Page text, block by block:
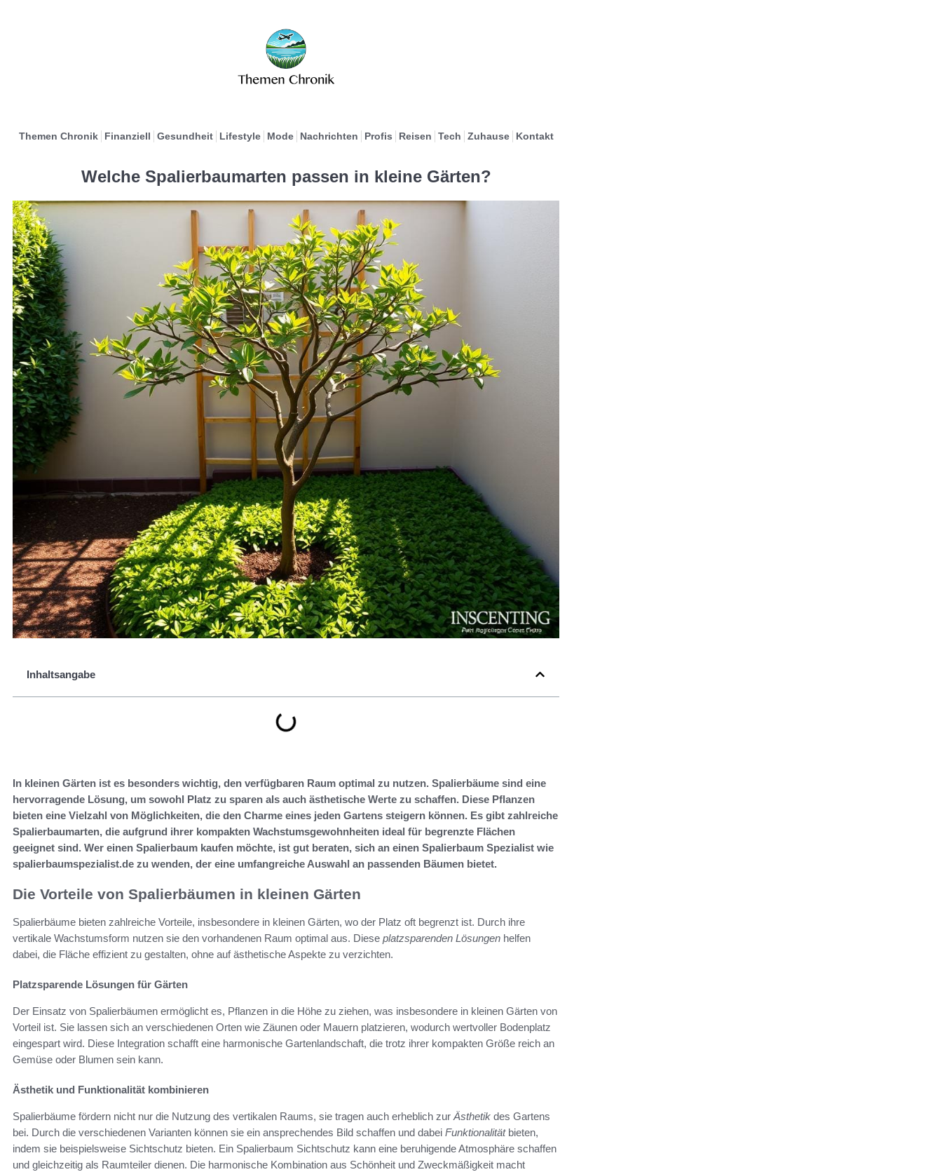
Themen Chronik Finanziell Gesundheit Lifestyle Mode Nachrichten Profis Reisen Tech Zuhause Kontakt
Welche Spalierbaumarten passen in kleine Gärten?
Inhaltsangabe
In kleinen Gärten ist es besonders wichtig, den verfügbaren Raum optimal zu nutzen. Spalierbäume sind eine
hervorragende Lösung, um sowohl Platz zu sparen als auch ästhetische Werte zu schaffen. Diese Pflanzen
bieten eine Vielzahl von Möglichkeiten, die den Charme eines jeden Gartens steigern können. Es gibt zahlreiche
Spalierbaumarten, die aufgrund ihrer kompakten Wachstumsgewohnheiten ideal für begrenzte Flächen
geeignet sind. Wer einen Spalierbaum kaufen möchte, ist gut beraten, sich an einen Spalierbaum Spezialist wie
spalierbaumspezialist.de zu wenden, der eine umfangreiche Auswahl an passenden Bäumen bietet.
Die Vorteile von Spalierbäumen in kleinen Gärten
Spalierbäume bieten zahlreiche Vorteile, insbesondere in kleinen Gärten, wo der Platz oft begrenzt ist. Durch ihre
vertikale Wachstumsform nutzen sie den vorhandenen Raum optimal aus. Diese platzsparenden Lösungen helfen
dabei, die Fläche effizient zu gestalten, ohne auf ästhetische Aspekte zu verzichten.
Platzsparende Lösungen für Gärten
Der Einsatz von Spalierbäumen ermöglicht es, Pflanzen in die Höhe zu ziehen, was insbesondere in kleinen Gärten von
Vorteil ist. Sie lassen sich an verschiedenen Orten wie Zäunen oder Mauern platzieren, wodurch wertvoller Bodenplatz
eingespart wird. Diese Integration schafft eine harmonische Gartenlandschaft, die trotz ihrer kompakten Größe reich an
Gemüse oder Blumen sein kann.
Ästhetik und Funktionalität kombinieren
Spalierbäume fördern nicht nur die Nutzung des vertikalen Raums, sie tragen auch erheblich zurÄsthetik des Gartens
bei. Durch die verschiedenen Varianten können sie ein ansprechendes Bild schaffen und dabei Funktionalitätbieten,
indem sie beispielsweise Sichtschutz bieten. Ein Spalierbaum Sichtschutz kann eine beruhigende Atmosphäre schaffen
und gleichzeitig als Raumteiler dienen. Die harmonische Kombination aus Schönheit und Zweckmäßigkeit macht